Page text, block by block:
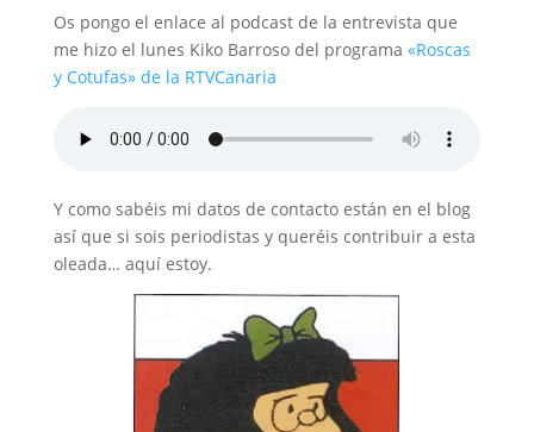
Os pongo el enlace al podcast de la entrevista que
me hizo el lunes Kiko Barroso del programa «Roscas
y Cotufas» de la RTVCanaria
Y como sabéis mi datos de contacto están en el blog
así que si sois periodistas y queréis contribuir a esta
oleada… aquí estoy.